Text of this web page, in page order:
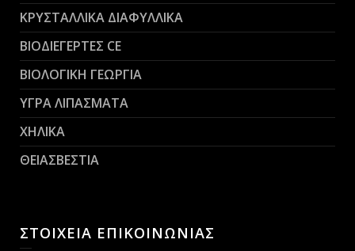
ΚΡΥΣΤΑΛΛΙΚΑ ΔΙΑΦΥΛΛΙΚΑ
ΒΙΟΔΙΕΓΕΡΤΕΣ CE
ΒΙΟΛΟΓΙΚΗ ΓΕΩΡΓΙΑ
ΥΓΡΑ ΛΙΠΑΣΜΑΤΑ
ΧΗΛΙΚΑ
ΘΕΙΑΣΒΕΣΤΙΑ
ΣΤΟΙΧΕΙΑ ΕΠΙΚΟΙΝΩΝΙΑΣ